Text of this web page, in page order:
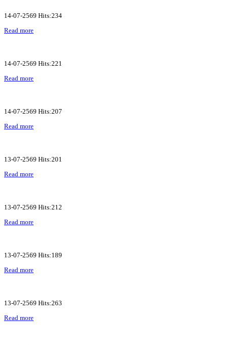
14-07-2569 Hits:234
Read more
14-07-2569 Hits:221
Read more
14-07-2569 Hits:207
Read more
13-07-2569 Hits:201
Read more
13-07-2569 Hits:212
Read more
13-07-2569 Hits:189
Read more
13-07-2569 Hits:263
Read more